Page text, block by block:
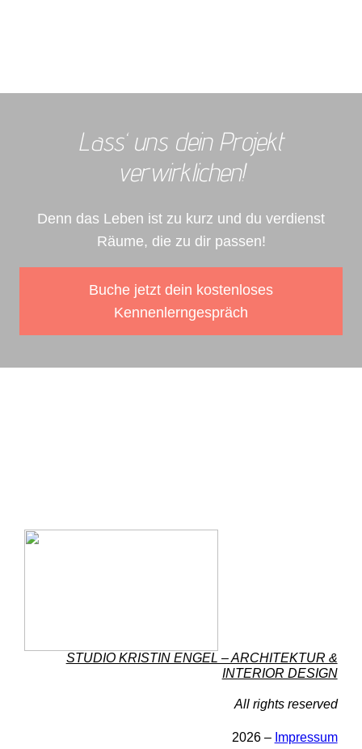
Lass‘ uns dein Projekt
verwirklichen!
Denn das Leben ist zu kurz und du verdienst
Räume, die zu dir passen!
Buche jetzt dein kostenloses
Kennenlerngespräch
STUDIO KRISTIN ENGEL – ARCHITEKTUR &
INTERIOR DESIGN
All rights reserved
2026 – Impressum